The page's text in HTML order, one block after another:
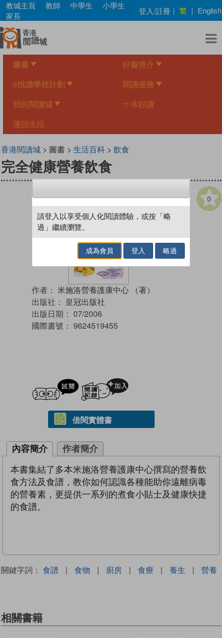
Skip
main
content
教城主頁 教師 中學生
小學生
家長
登入/註冊 | 繁 | English
圖書 好書推介
e悅讀學校計劃 閱讀服務
我的閱讀城 十本好讀
漫話生活
香港閱讀城> 圖書 > 生活百科> 飲食
完全健康營養飲食
0
作者： 米施洛營養護康中心 （著）
出版社： 皇冠出版社
出版日期： 07/2006
國際書號： 9624519455
試閲
借閱實體書
內容簡介 作者簡介
本書集結了多本米施洛營養護康中心撰寫的營養飲
食方法及食譜，教你如何認識各種能助你遠離病毒
的營養素，更提供一系列的煮食小貼士及健康快捷
的食譜。
關鍵字詞： 食譜 | 食物 | 廚房 | 食療 | 養生 | 營養
相關書籍
請登入以享受個人化閱讀體驗，或按「略
過」繼續瀏覽。
成為會員 登入 略過